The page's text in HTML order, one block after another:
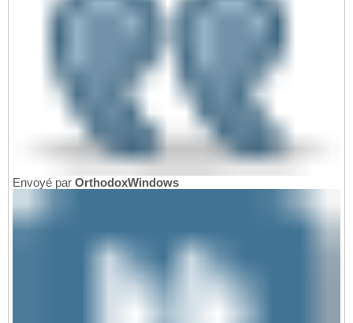
Envoyé par OrthodoxWindows